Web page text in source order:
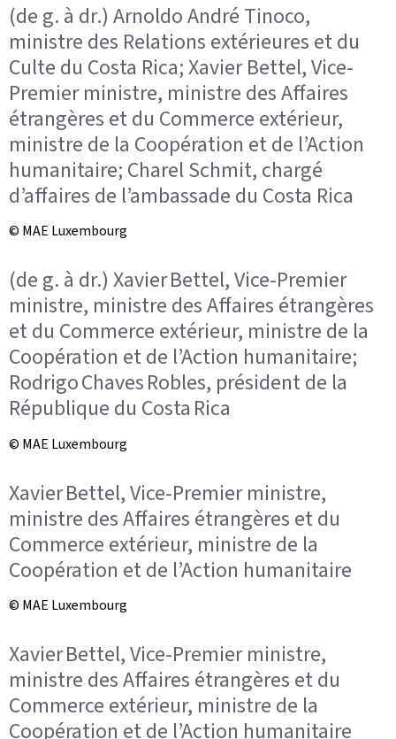
(de g. à dr.) Arnoldo André Tinoco,
ministre des Relations extérieures et du
Culte du Costa Rica; Xavier Bettel, Vice-
Premier ministre, ministre des Affaires
étrangères et du Commerce extérieur,
ministre de la Coopération et de l’Action
humanitaire; Charel Schmit, chargé
d’affaires de l’ambassade du Costa Rica
© MAE Luxembourg
(de g. à dr.) Xavier Bettel, Vice-Premier
ministre, ministre des Affaires étrangères
et du Commerce extérieur, ministre de la
Coopération et de l’Action humanitaire;
Rodrigo Chaves Robles, président de la
République du Costa Rica
© MAE Luxembourg
Xavier Bettel, Vice-Premier ministre,
ministre des Affaires étrangères et du
Commerce extérieur, ministre de la
Coopération et de l’Action humanitaire
© MAE Luxembourg
Xavier Bettel, Vice-Premier ministre,
ministre des Affaires étrangères et du
Commerce extérieur, ministre de la
Coopération et de l’Action humanitaire